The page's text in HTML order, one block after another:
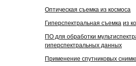
Оптическая съемка из космоса
Гиперспектральная съемка из
ПО для обработки
гиперспектральных данных
Применение спутниковых